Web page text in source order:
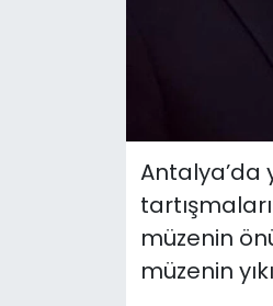
Antalya’da
müzenin
müzenin